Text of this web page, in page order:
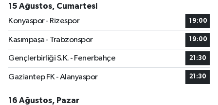
15 Ağustos, Cumartesi
Konyaspor - Rizespor
19:00
Kasımpaşa - Trabzonspor 19:00
Gençlerbirliği S.K. - Fenerbahçe 21:30
Gaziantep FK - Alanyaspor 21:30
16 Ağustos, Pazar